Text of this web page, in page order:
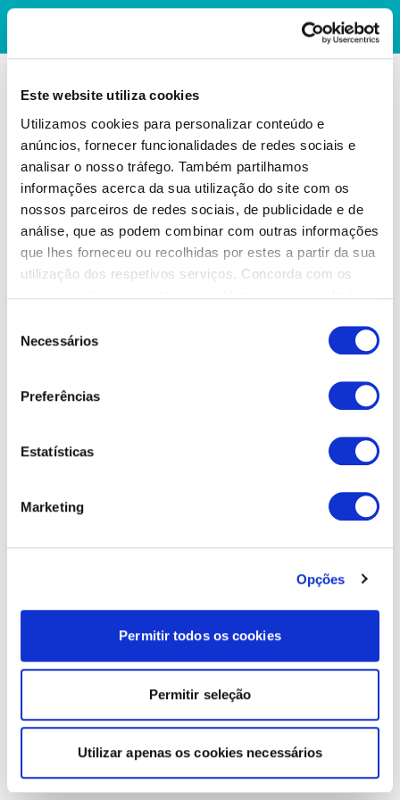
Este website utiliza cookies
Utilizamos cookies para personalizar conteúdo e
anúncios, fornecer funcionalidades de redes sociais e
analisar o nosso tráfego. Também partilhamos
informações acerca da sua utilização do site com os
nossos parceiros de redes sociais, de publicidade e de
análise, que as podem combinar com outras informações
que lhes forneceu ou recolhidas por estes a partir da sua
utilização dos respetivos serviços. Concorda com os
Necessários
Preferências
Estatísticas
Marketing
Opções
Permitir todos os cookies
Permitir seleção
Utilizar apenas os cookies necessários